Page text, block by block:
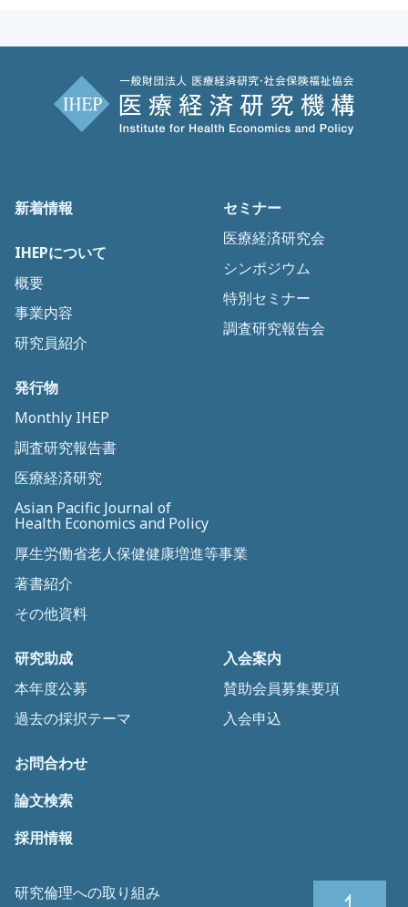
新着情報
IHEPについて
概要
事業内容
研究員紹介
セミナー
医療経済研究会
シンポジウム
特別セミナー
調査研究報告会
発行物
Monthly IHEP
調査研究報告書
医療経済研究
Asian Pacific Journal of
Health Economics and Policy
厚生労働省老人保健健康増進等事業
著書紹介
その他資料
研究助成
本年度公募
過去の採択テーマ
入会案内
賛助会員募集要項
入会申込
お問合わせ
論文検索
採用情報
研究倫理への取り組み